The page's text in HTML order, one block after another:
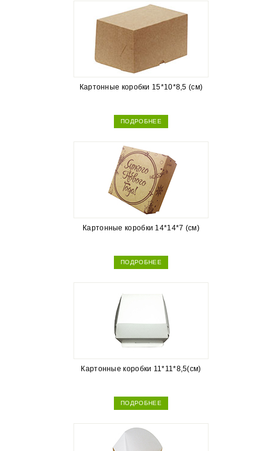
Картонные коробки 15*10*8,5 (см)
ПОДРОБНЕЕ
Картонные коробки 14*14*7 (см)
ПОДРОБНЕЕ
Картонные коробки 11*11*8,5(см)
ПОДРОБНЕЕ